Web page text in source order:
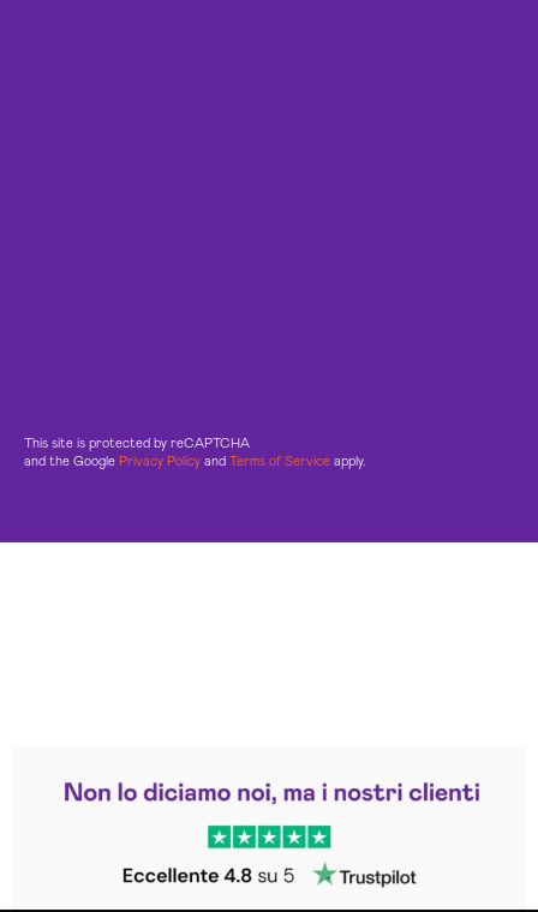
This site is protected by reCAPTCHA
and the Google Privacy Policy and Terms of Service apply.
Trustpilot